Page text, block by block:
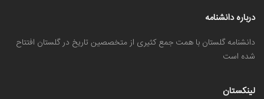
درباره دانشنامه
دانشنامه گلستان با همت جمع کثیری از متخصصین تاریخ در گلستان افتتاح
شده است
لینکستان